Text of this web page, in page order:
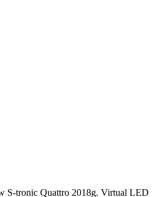
S-tronic Quattro 2018g. Virtual LED